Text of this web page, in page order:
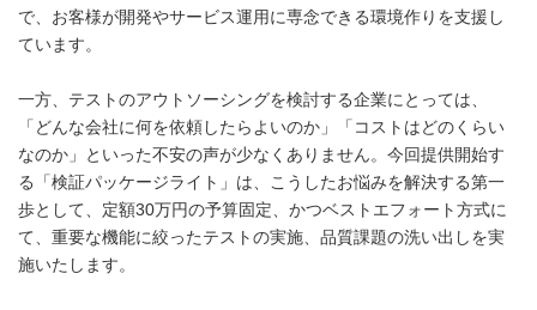
で、お客様が開発やサービス運用に専念できる環境作りを支援し
ています。
一方、テストのアウトソーシングを検討する企業にとっては、
「どんな会社に何を依頼したらよいのか」「コストはどのくらい
なのか」といった不安の声が少なくありません。今回提供開始す
る「検証パッケージライト」は、こうしたお悩みを解決する第一
歩として、定額30万円の予算固定、かつベストエフォート方式に
て、重要な機能に絞ったテストの実施、品質課題の洗い出しを実
施いたします。